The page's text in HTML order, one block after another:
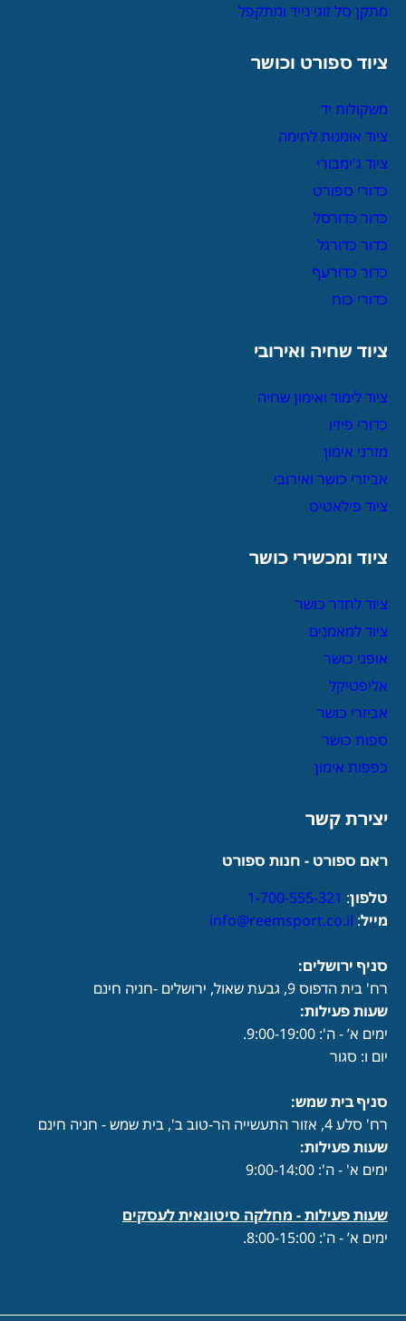
מתקן סל זוגי נייד ומתקפל
ציוד ספורט וכושר
משקולות יד
ציוד אומנות לחימה
ציוד ג'ימבורי
כדורי ספורט
כדור כדורסל
כדור כדורגל
כדור כדורעף
כדורי כוח
ציוד שחיה ואירובי
ציוד לימוד ואימון שחיה
כדורי פיזיו
מזרני אימון
אביזרי כושר ואירובי
ציוד פילאטיס
ציוד ומכשירי כושר
ציוד לחדר כושר
ציוד למאמנים
אופני כושר
אליפטיקל
אביזרי כושר
ספות כושר
כפפות אימון
יצירת קשר
ראם ספורט - חנות ספורט
טלפון:
1-700-555-321
מייל:
info@reemsport.co.il
סניף ירושלים:
רח' בית הדפוס 9, גבעת שאול, ירושלים -חניה חינם
שעות פעילות:
ימים א’ - ה': 9:00-19:00.
יום ו: סגור
סניף בית שמש:
רח' סלע 4, אזור התעשייה הר-טוב ב', בית שמש - חניה חינם
שעות פעילות:
ימים א' - ה': 9:00-14:00
שעות פעילות - מחלקה סיטונאית לעסקים
ימים א’ - ה': 8:00-15:00.